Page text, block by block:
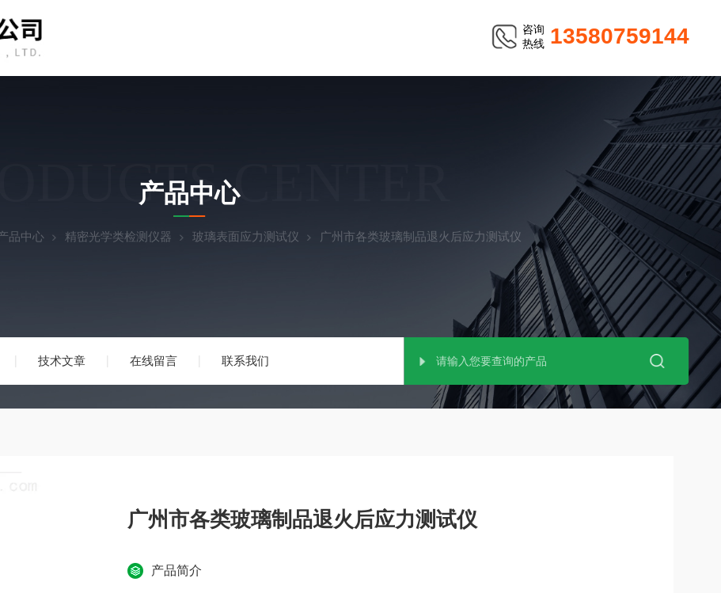
咨询
热线 13580759144
技术文章 在线留言 联系我们
CENTER
产品中心
品中心 精密光学类检测仪器 玻璃表面应力测试仪 广州市各类玻璃制品退火后应力测试仪
广州市各类玻璃制品退火后应力测试仪
产品简介